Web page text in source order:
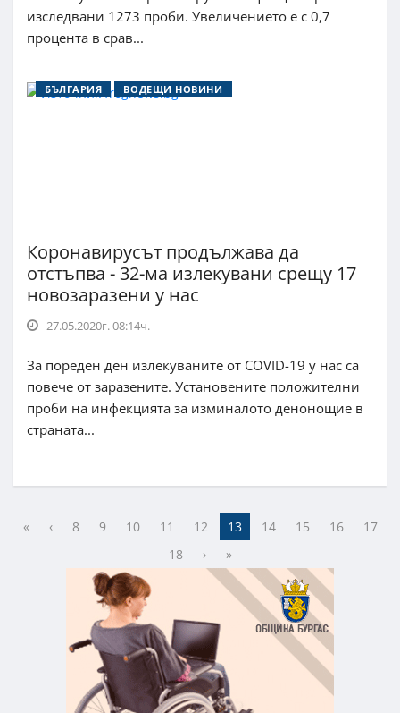
изследвани 1273 проби. Увеличението е с 0,7
процента в срав...
БЪЛГАРИЯ ВОДЕЩИ НОВИНИ
Коронавирусът продължава да
отстъпва - 32-ма излекувани срещу 17
новозаразени у нас
27.05.2020г. 08:14ч.
За пореден ден излекуваните от COVID-19 у нас са
повече от заразените. Установените положителни
проби на инфекцията за изминалото денонощие в
страната...
« ‹ 8 9 10 11 12 13 14 15 16
17
18
› »